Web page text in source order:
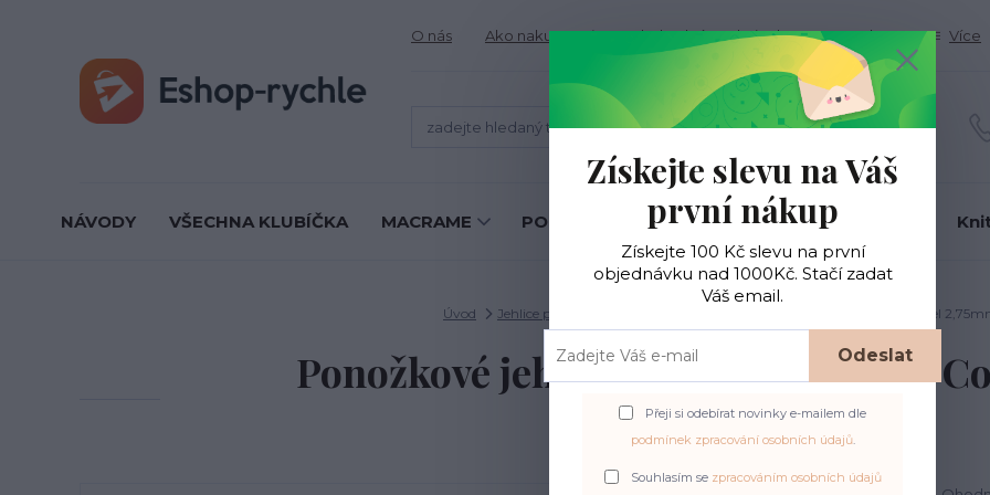
O nás Ako nakupovať Obchodné podmienky Kontakty Více
Hledat
NÁVODY VŠECHNA KLUBÍČKA MACRAME PONOŽKOVÉ PŘÍZE BC Garn
Úvod Jehlice ponožkové Ponožkové jehlice KnitPro Mindful Collection vel
Ponožkové jehlice KnitPro Mindful
2,75mm/20cm
Získejte slevu na Váš
první nákup
Získejte 100 Kč slevu na první
objednávku nad 1000Kč. Stačí zadat
Váš email.
Odeslat
Přeji si odebírat novinky e-mailem dle
podmínek zpracování osobních údajů.
Souhlasím se zpracováním osobních údajů